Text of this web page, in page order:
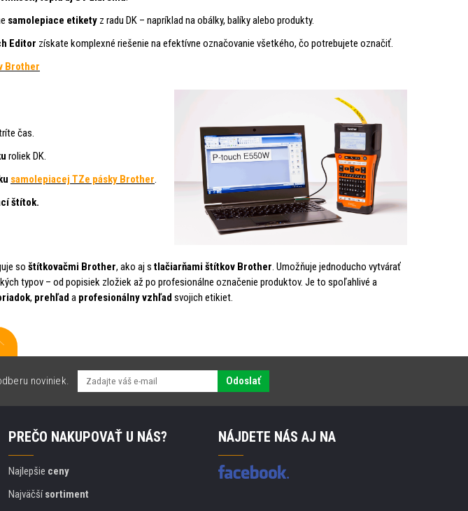
samolepiace etikety z radu DK – napríklad na obálky, balíky alebo produkty.
Editor získate komplexné riešenie na efektívne označovanie všetkého, čo potrebujete označiť.
Brother
čas.
roliek DK.
samolepiacej TZe pásky Brother.
štítok.
so štítkovačmi Brother, ako aj s tlačiarňami štítkov Brother. Umožňuje jednoducho vytvárať
typov – od popisiek zložiek až po profesionálne označenie produktov. Je to spoľahlivé a
, prehľad a profesionálny vzhľad svojich etikiet.
noviniek. Odoslať
PREČO NAKUPOVAŤ U NÁS?
Najlepšie ceny
Najväčšísortiment
NÁJDETE NÁS AJ NA